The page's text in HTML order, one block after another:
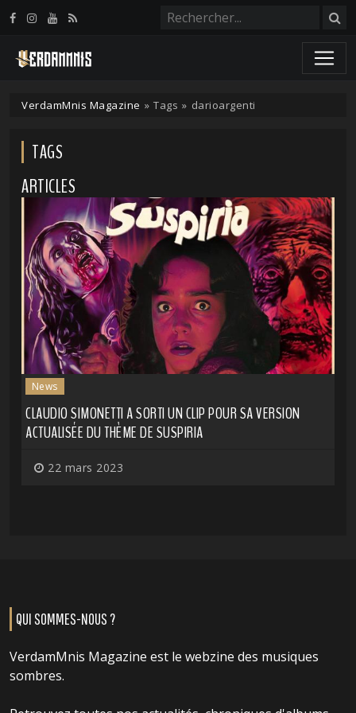
VerdamMnis Magazine » Tags » darioargenti
TAGS
ARTICLES
News
CLAUDIO SIMONETTI A SORTI UN CLIP POUR SA VERSION
ACTUALISÉE DU THÈME DE SUSPIRIA
22 mars 2023
QUI SOMMES-NOUS ?
VerdamMnis Magazine est le webzine des musiques
sombres.
Panneau de gestion des cookies